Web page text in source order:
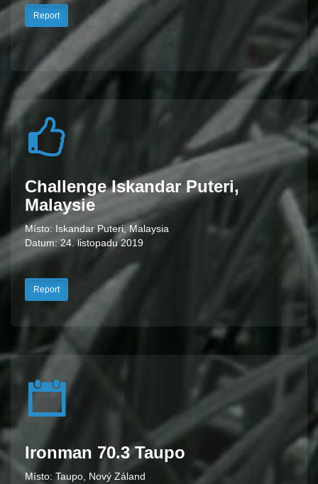
Report
Challenge Iskandar Puteri,
Malaysie
Místo: Iskandar Puteri, Malaysia
Datum: 24. listopadu 2019
Report
Ironman 70.3 Taupo
Místo: Taupo, Nový Záland